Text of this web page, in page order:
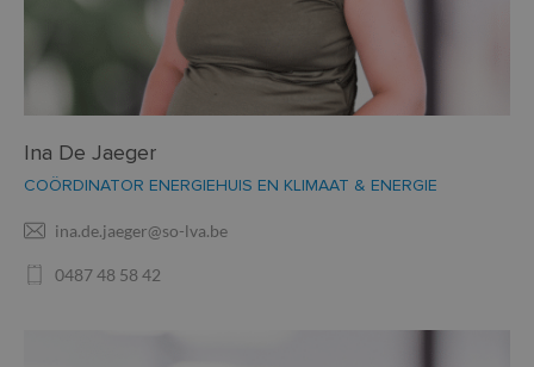
Ina De Jaeger
COÖRDINATOR ENERGIEHUIS EN KLIMAAT & ENERGIE
ina.de.jaeger@so-lva.be
0487 48 58 42